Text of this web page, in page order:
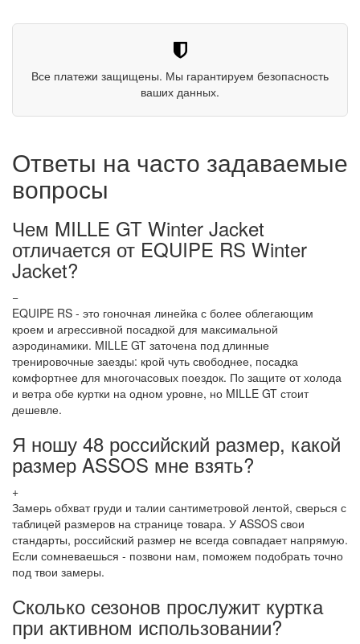
Все платежи защищены. Мы гарантируем безопасность
ваших данных.
Ответы на часто задаваемые
вопросы
Чем MILLE GT Winter Jacket
отличается от EQUIPE RS Winter
Jacket?
−
EQUIPE RS - это гоночная линейка с более облегающим
кроем и агрессивной посадкой для максимальной
аэродинамики. MILLE GT заточена под длинные
тренировочные заезды: крой чуть свободнее, посадка
комфортнее для многочасовых поездок. По защите от холода
и ветра обе куртки на одном уровне, но MILLE GT стоит
дешевле.
Я ношу 48 российский размер, какой
размер ASSOS мне взять?
+
Замерь обхват груди и талии сантиметровой лентой, сверься с
таблицей размеров на странице товара. У ASSOS свои
стандарты, российский размер не всегда совпадает напрямую.
Если сомневаешься - позвони нам, поможем подобрать точно
под твои замеры.
Сколько сезонов прослужит куртка
при активном использовании?